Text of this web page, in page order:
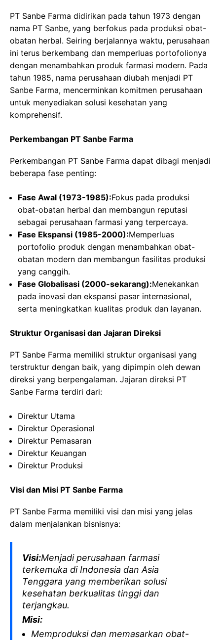
PT Sanbe Farma didirikan pada tahun 1973 dengan
nama PT Sanbe, yang berfokus pada produksi obat-
obatan herbal. Seiring berjalannya waktu, perusahaan
ini terus berkembang dan memperluas portofolionya
dengan menambahkan produk farmasi modern. Pada
tahun 1985, nama perusahaan diubah menjadi PT
Sanbe Farma, mencerminkan komitmen perusahaan
untuk menyediakan solusi kesehatan yang
komprehensif.
Perkembangan PT Sanbe Farma
Perkembangan PT Sanbe Farma dapat dibagi menjadi
beberapa fase penting:
Fase Awal (1973-1985):Fokus pada produksi
obat-obatan herbal dan membangun reputasi
sebagai perusahaan farmasi yang terpercaya.
Fase Ekspansi (1985-2000):Memperluas
portofolio produk dengan menambahkan obat-
obatan modern dan membangun fasilitas produksi
yang canggih.
Fase Globalisasi (2000-sekarang):Menekankan
pada inovasi dan ekspansi pasar internasional,
serta meningkatkan kualitas produk dan layanan.
Struktur Organisasi dan Jajaran Direksi
PT Sanbe Farma memiliki struktur organisasi yang
terstruktur dengan baik, yang dipimpin oleh dewan
direksi yang berpengalaman. Jajaran direksi PT
Sanbe Farma terdiri dari:
Direktur Utama
Direktur Operasional
Direktur Pemasaran
Direktur Keuangan
Direktur Produksi
Visi dan Misi PT Sanbe Farma
PT Sanbe Farma memiliki visi dan misi yang jelas
dalam menjalankan bisnisnya:
Visi:Menjadi perusahaan farmasi
terkemuka di Indonesia dan Asia
Tenggara yang memberikan solusi
kesehatan berkualitas tinggi dan
terjangkau.
Misi:
Memproduksi dan memasarkan obat-